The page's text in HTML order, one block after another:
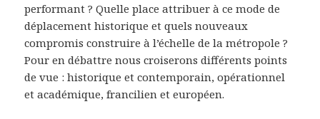
performant ? Quelle place attribuer à ce mode de
déplacement historique et quels nouveaux
compromis construire à l’échelle de la métropole ?
Pour en débattre nous croiserons différents points
de vue : historique et contemporain, opérationnel
et académique, francilien et européen.